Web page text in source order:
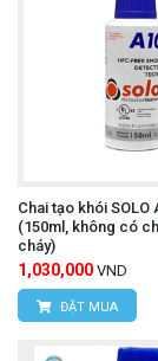
Chai tạo khói SOLO
(150ml, không có
cháy)
1,030,000 VND
ĐẶT MUA